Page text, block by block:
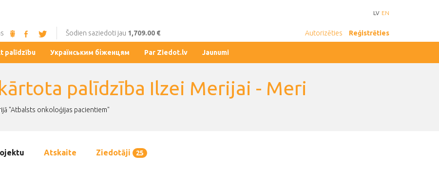
LV EN
Šodien saziedoti jau 1,709.00 € Autorizēties Reģistrēties
palīdzību Українським біженцям Par Ziedot.lv Jaunumi
palīdzība Ilzei Merijai - Meri
"Atbalsts onkoloģijas pacientiem"
Atskaite Ziedotāji 25